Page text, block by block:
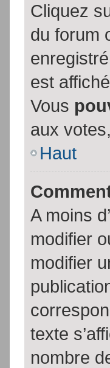
Cliquez
du forum
est
Vous
aux
Haut
A moins
modifier
modifier
texte
nombre